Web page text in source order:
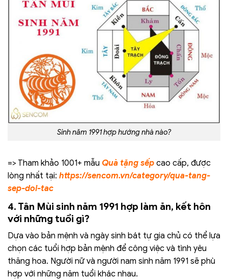
Sinh năm 1991 hợp hướng nhà nào?
=> Tham khảo 1001+ mẫu Quà tặng sếp cao cấp, được
lòng nhất tại: https://sencom.vn/category/qua-tang-
sep-doi-tac
4. Tân Mùi sinh năm 1991 hợp làm ăn, kết hôn
với những tuổi gì?
Dựa vào bản mệnh và ngày sinh bát tự gia chủ có thể lựa
chọn các tuổi hợp bản mệnh để công việc và tình yêu
thăng hoa. Người nữ và người nam sinh năm 1991 sẽ phù
hợp với những năm tuổi khác nhau.